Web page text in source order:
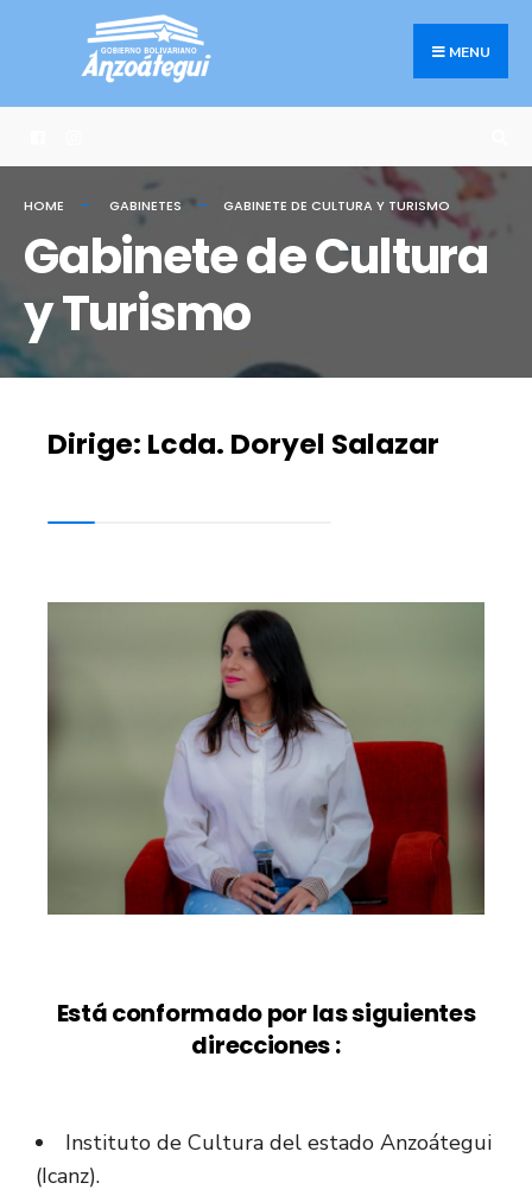
MENU
HOME GABINETES GABINETE DE CULTURA Y TURISMO
Gabinete de Cultura
y Turismo
Dirige: Lcda. Doryel Salazar
Está conformado por las siguientes
direcciones :
Instituto de Cultura del estado Anzoátegui
(Icanz).